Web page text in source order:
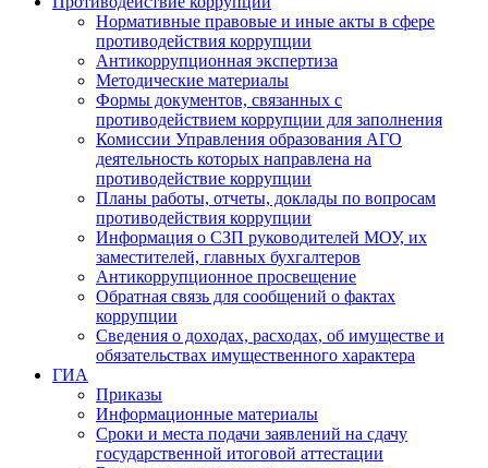
Нормативные правовые и иные акты в сфере
противодействия коррупции
Антикоррупционная экспертиза
Методические материалы
Формы документов, связанных с
противодействием коррупции для заполнения
Комиссии Управления образования АГО
деятельность которых направлена на
противодействие коррупции
Планы работы, отчеты, доклады по вопросам
противодействия коррупции
Информация о СЗП руководителей МОУ, их
заместителей, главных бухгалтеров
Антикоррупционное просвещение
Обратная связь для сообщений о фактах
коррупции
Сведения о доходах, расходах, об имуществе и
обязательствах имущественного характера
ГИА
Приказы
Информационные материалы
Сроки и места подачи заявлений на сдачу
государственной итоговой аттестации